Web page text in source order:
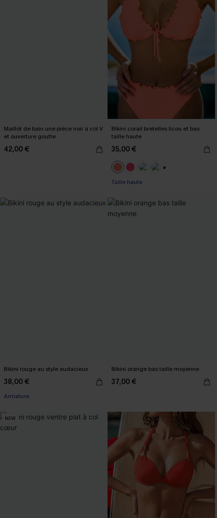
Maillot de bain une pièce noir à col V
et ouverture goutte
42,00 €
Bikini corail bretelles licou et bas
taille haute
35,00 €
Taille haute
Bikini rouge au style audacieux
38,00 €
Armature
Bikini orange bas taille moyenne
37,00 €
NEW